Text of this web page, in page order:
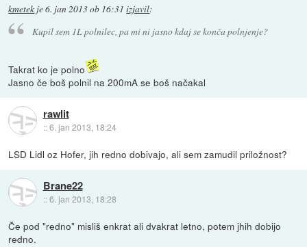
kmetek je6. jan 2013 ob 16:31 izjavil:
Kupil sem 1L polnilec, pa mi ni jasno kdaj se konča polnjenje?
Takrat ko je polno
Jasno če boš polnil na 200mA se boš načakal
rawlit
::6. jan 2013, 18:24
LSD Lidl oz Hofer, jih redno dobivajo, ali sem zamudil priložnost?
Brane22
::6. jan 2013, 18:28
Če pod "redno" misliš enkrat ali dvakrat letno, potem jhih dobijo
redno.